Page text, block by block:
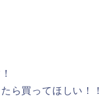
ら買ってほしい！